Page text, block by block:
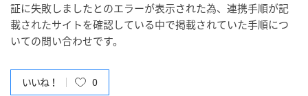
証に失敗しましたとのエラーが表示された為、連携手順が記
載されたサイトを確認している中で掲載されていた手順につ
いての問い合わせです。
いいね！ 0